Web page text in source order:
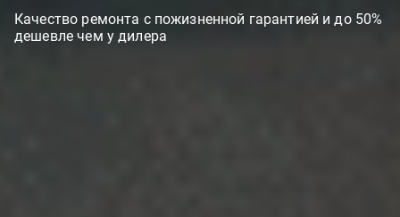
Качество ремонта с пожизненной гарантией и до 50%
дешевле чем у дилера